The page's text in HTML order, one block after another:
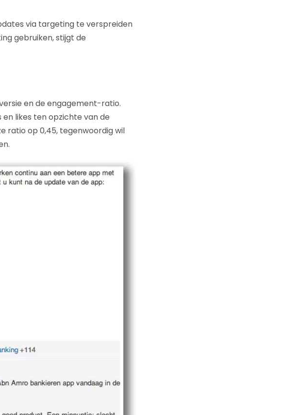
via targeting te verspreiden
gebruiken, stijgt de
en de engagement-ratio.
likes ten opzichte van de
ratio op 0,45, tegenwoordig wil